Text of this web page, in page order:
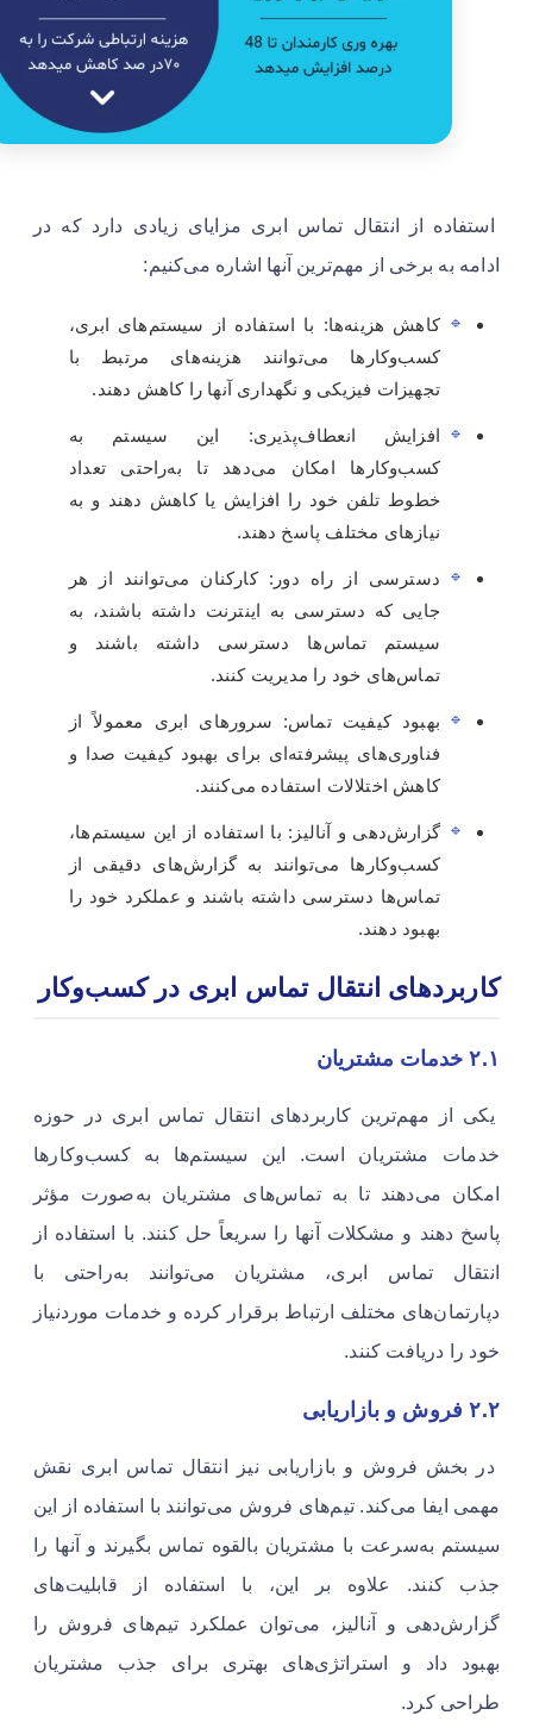
استفاده از انتقال تماس ابری مزایای زیادی دارد که در
ادامه به برخی از مهم‌ترین آنها اشاره می‌کنیم:
کاهش هزینه‌ها: با استفاده از سیستم‌های ابری،
کسب‌وکارها می‌توانند هزینه‌های مرتبط با
تجهیزات فیزیکی و نگهداری آنها را کاهش دهند.
افزایش انعطاف‌پذیری: این سیستم به
کسب‌وکارها امکان می‌دهد تا به‌راحتی تعداد
خطوط تلفن خود را افزایش یا کاهش دهند و به
نیازهای مختلف پاسخ دهند.
دسترسی از راه دور: کارکنان می‌توانند از هر
جایی که دسترسی به اینترنت داشته باشند، به
سیستم تماس‌ها دسترسی داشته باشند و
تماس‌های خود را مدیریت کنند.
بهبود کیفیت تماس: سرورهای ابری معمولاً از
فناوری‌های پیشرفته‌ای برای بهبود کیفیت صدا و
کاهش اختلالات استفاده می‌کنند.
گزارش‌دهی و آنالیز: با استفاده از این سیستم‌ها،
کسب‌وکارها می‌توانند به گزارش‌های دقیقی از
تماس‌ها دسترسی داشته باشند و عملکرد خود را
بهبود دهند.
کاربردهای انتقال تماس ابری در کسب‌وکار
۲.۱ خدمات مشتریان
یکی از مهم‌ترین کاربردهای انتقال تماس ابری در حوزه
خدمات مشتریان است. این سیستم‌ها به کسب‌وکارها
امکان می‌دهند تا به تماس‌های مشتریان به‌صورت مؤثر
پاسخ دهند و مشکلات آنها را سریعاً حل کنند. با استفاده از
انتقال تماس ابری، مشتریان می‌توانند به‌راحتی با
دپارتمان‌های مختلف ارتباط برقرار کرده و خدمات موردنیاز
خود را دریافت کنند.
۲.۲ فروش و بازاریابی
در بخش فروش و بازاریابی نیز انتقال تماس ابری نقش
مهمی ایفا می‌کند. تیم‌های فروش می‌توانند با استفاده از این
سیستم به‌سرعت با مشتریان بالقوه تماس بگیرند و آنها را
جذب کنند. علاوه بر این، با استفاده از قابلیت‌های
گزارش‌دهی و آنالیز، می‌توان عملکرد تیم‌های فروش را
بهبود داد و استراتژی‌های بهتری برای جذب مشتریان
طراحی کرد.